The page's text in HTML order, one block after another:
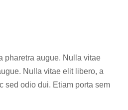
pharetra augue. Nulla vitae
Nulla vitae elit libero, a
sed odio dui. Etiam porta sem